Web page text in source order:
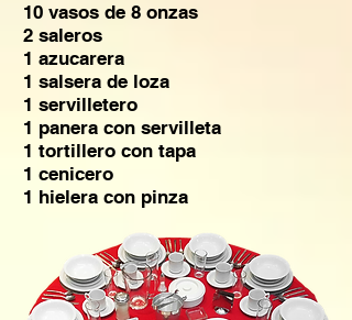
10 vasos de 8 onzas
2 saleros
1 azucarera
1 salsera de loza
1 servilletero
1 panera con servilleta
1 tortillero con tapa
1 cenicero
1 hielera con pinza